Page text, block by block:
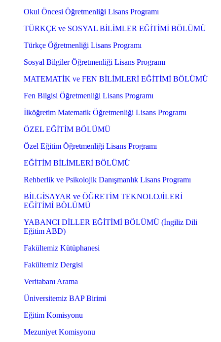
Okul Öncesi Öğretmenliği Lisans Programı
TÜRKÇE ve SOSYAL BİLİMLER EĞİTİMİ BÖLÜMÜ
Türkçe Öğretmenliği Lisans Programı
Sosyal Bilgiler Öğretmenliği Lisans Programı
MATEMATİK ve FEN BİLİMLERİ EĞİTİMİ BÖLÜMÜ
Fen Bilgisi Öğretmenliği Lisans Programı
İlköğretim Matematik Öğretmenliği Lisans Programı
ÖZEL EĞİTİM BÖLÜMÜ
Özel Eğitim Öğretmenliği Lisans Programı
EĞİTİM BİLİMLERİ BÖLÜMÜ
Rehberlik ve Psikolojik Danışmanlık Lisans Programı
BİLGİSAYAR ve ÖĞRETİM TEKNOLOJİLERİ
EĞİTİMİ BÖLÜMÜ
YABANCI DİLLER EĞİTİMİ BÖLÜMÜ (İngiliz Dili
Eğitim ABD)
Fakültemiz Kütüphanesi
Fakültemiz Dergisi
Veritabanı Arama
Üniversitemiz BAP Birimi
Eğitim Komisyonu
Mezuniyet Komisyonu